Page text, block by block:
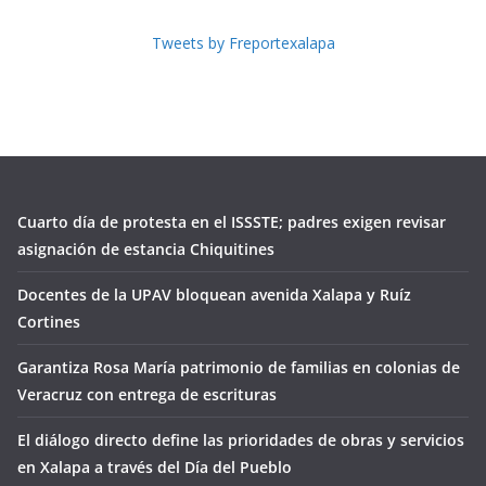
Tweets by Freportexalapa
Cuarto día de protesta en el ISSSTE; padres exigen revisar
asignación de estancia Chiquitines
Docentes de la UPAV bloquean avenida Xalapa y Ruíz
Cortines
Garantiza Rosa María patrimonio de familias en colonias de
Veracruz con entrega de escrituras
El diálogo directo define las prioridades de obras y servicios
en Xalapa a través del Día del Pueblo